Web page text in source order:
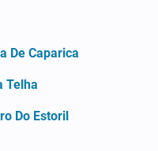
De Caparica
Telha
Do Estoril